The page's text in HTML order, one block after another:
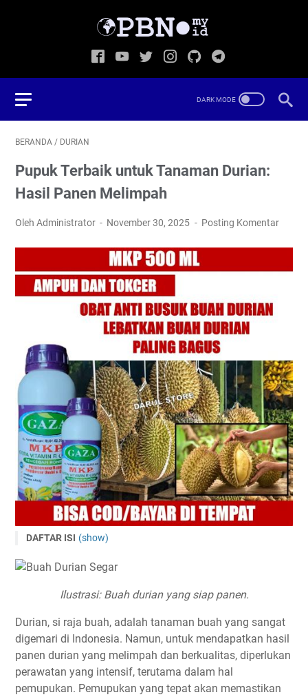
BERANDA / DURIAN
Pupuk Terbaik untuk Tanaman Durian:
Hasil Panen Melimpah
Oleh Administrator November 30, 2025 Posting Komentar
DAFTAR ISI (show)
Pupuk Organik
Pupuk Anorganik (Kimia)
Dosis dan Waktu Aplikasi Pupuk
Tips Pemupukan Durian untuk Hasil Panen Melimpah
Kesimpulan
Ilustrasi: Buah durian yang siap panen.
Durian, si raja buah, adalah tanaman buah yang sangat
digemari di Indonesia. Namun, untuk mendapatkan hasil
panen durian yang melimpah dan berkualitas, diperlukan
perawatan yang intensif, terutama dalam hal
pemupukan. Pemupukan yang tepat akan memastikan